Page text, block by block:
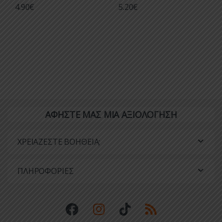
4.90€ 5.20€
ΑΦΗΣΤΕ ΜΑΣ ΜΙΑ ΑΞΙΟΛΟΓΗΣΗ
ΧΡΕΙΑΖΕΣΤΕ ΒΟΗΘΕΙΑ;
ΠΛΗΡΟΦΟΡΙΕΣ